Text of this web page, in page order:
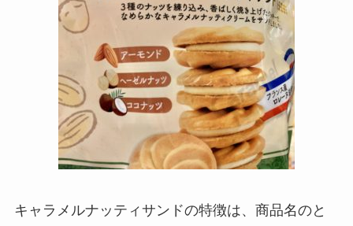
キャラメルナッティサンドの特徴は、商品名のと